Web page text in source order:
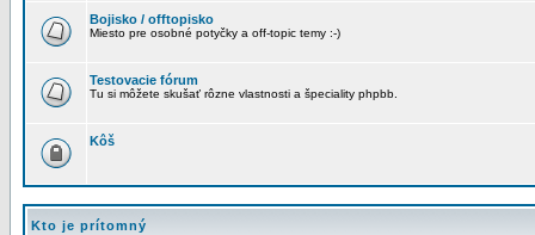
Bojisko / offtopisko
Miesto pre osobné potyčky a off-topic temy :-)
Testovacie fórum
Tu si môžete skušať rôzne vlastnosti a špeciality phpbb.
Kôš
Kto je prítomný